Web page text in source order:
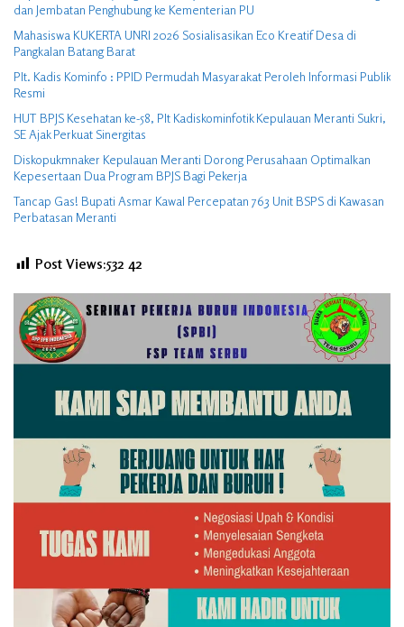
dan Jembatan Penghubung ke Kementerian PU
Mahasiswa KUKERTA UNRI 2026 Sosialisasikan Eco Kreatif Desa di
Pangkalan Batang Barat
Plt. Kadis Kominfo : PPID Permudah Masyarakat Peroleh Informasi Publik
Resmi
HUT BPJS Kesehatan ke-58, Plt Kadiskominfotik Kepulauan Meranti Sukri,
SE Ajak Perkuat Sinergitas
Diskopukmnaker Kepulauan Meranti Dorong Perusahaan Optimalkan
Kepesertaan Dua Program BPJS Bagi Pekerja
Tancap Gas! Bupati Asmar Kawal Percepatan 763 Unit BSPS di Kawasan
Perbatasan Meranti
Post Views:532 42